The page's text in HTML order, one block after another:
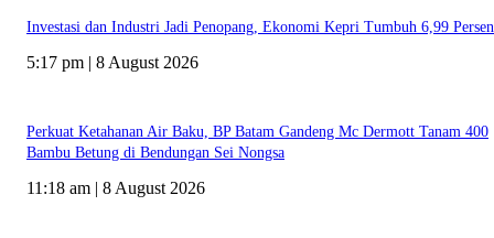
Investasi dan Industri Jadi Penopang, Ekonomi Kepri Tumbuh 6,99 Persen
5:17 pm | 8 August 2026
Perkuat Ketahanan Air Baku, BP Batam Gandeng Mc Dermott Tanam 400
Bambu Betung di Bendungan Sei Nongsa
11:18 am | 8 August 2026